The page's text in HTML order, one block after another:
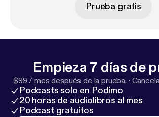
Prueba gratis
Empieza 7 días de
$99 / mes después de la prueba. ·
Podcasts solo en Podimo
20 horas de audiolibros al mes
Podcast gratuitos